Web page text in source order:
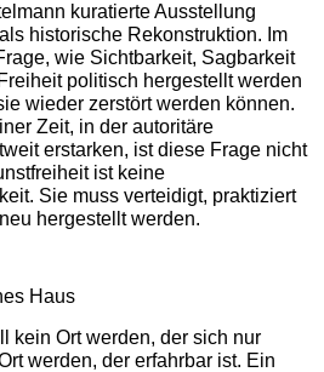
kuratierte Ausstellung
historische Rekonstruktion. Im
wie Sichtbarkeit, Sagbarkeit
politisch hergestellt werden
wieder zerstört werden können.
Zeit, in der autoritäre
erstarken, ist diese Frage nicht
ist keine
Sie muss verteidigt, praktiziert
hergestellt werden.
Haus
kein Ort werden, der sich nur
werden, der erfahrbar ist. Ein